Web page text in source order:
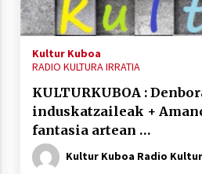
2021/11/25
Mahai-
eta ondoren
2021/11/12
Kultur Kuboa
RADIO KULTURA IRRATIA
KULTURKUBOA :
induskatzaileak +
fantasia artean …
Kultur Kuboa Radio